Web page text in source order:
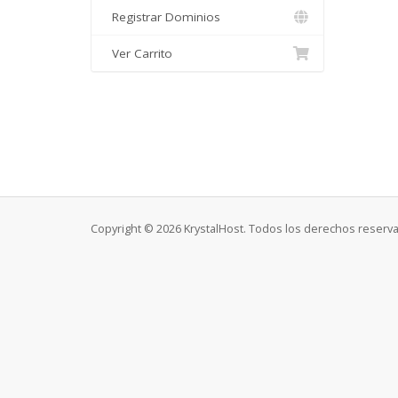
Registrar Dominios
Ver Carrito
Copyright © 2026 KrystalHost. Todos los derechos